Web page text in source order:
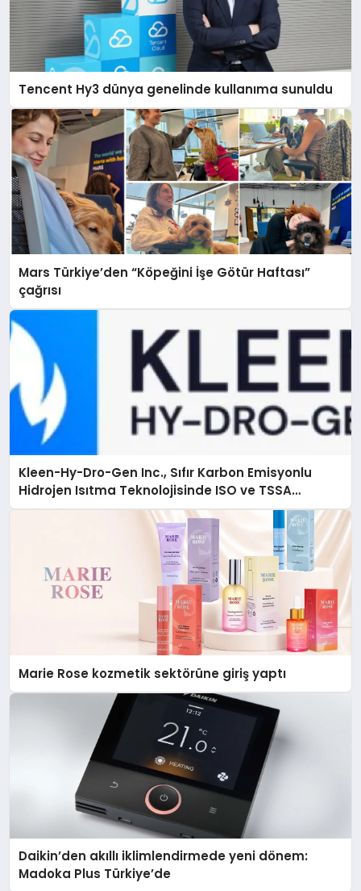
Tencent Hy3 dünya genelinde kullanıma sunuldu
Mars Türkiye’den “Köpeğini İşe Götür Haftası”
çağrısı
Kleen-Hy-Dro-Gen Inc., Sıfır Karbon Emisyonlu
Hidrojen Isıtma Teknolojisinde ISO ve TSSA
Düzenleyici Onaylarını Aldı
Marie Rose kozmetik sektörüne giriş yaptı
Daikin’den akıllı iklimlendirmede yeni dönem:
Madoka Plus Türkiye’de